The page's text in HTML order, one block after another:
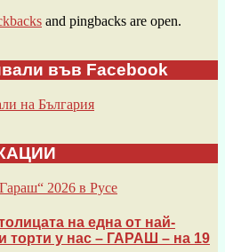
and pingbacks are open.
във Facebook
на България
на една от най-
торти у нас – ГАРАШ – на 19